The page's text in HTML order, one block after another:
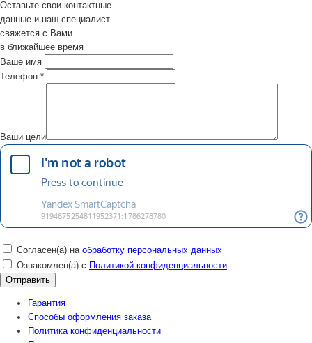
Оставьте свои контактные
данные и наш специалист
свяжется с Вами
в ближайшее время
Ваше имя
Телефон *
Ваши цели
Согласен(а) на обработку персональных данных
Ознакомлен(а) с Политикой конфиденциальности
Гарантия
Способы оформления заказа
Политика конфиденциальности